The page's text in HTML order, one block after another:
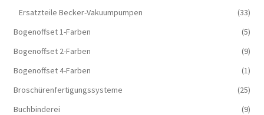
Ersatzteile Becker-Vakuumpumpen
(33)
Bogenoffset 1-Farben
(5)
Bogenoffset 2-Farben
(9)
Bogenoffset 4-Farben
(1)
Broschürenfertigungssysteme
(25)
Buchbinderei
(9)